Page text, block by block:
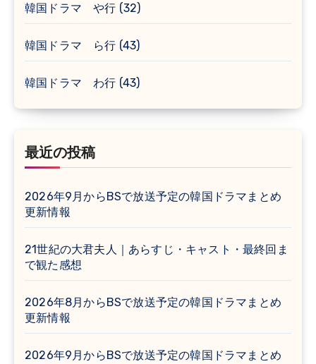
韓国ドラマ や行 (32)
韓国ドラマ ら行 (43)
韓国ドラマ わ行 (43)
最近の投稿
2026年9月からBSで放送予定の韓国ドラマまとめ
更新情報
21世紀の大君夫人｜あらすじ・キャスト・最終回ま
で観た感想
2026年8月からBSで放送予定の韓国ドラマまとめ
更新情報
2026年9月からBSで放送予定の韓国ドラマまとめ